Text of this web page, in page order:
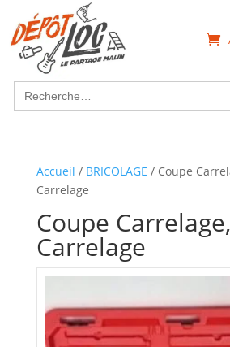
Search
for:
Accueil / BRICOLAGE / Coupe
Carrelage
Coupe
Carrelage